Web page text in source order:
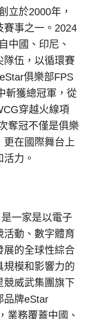
立於2000年，
賽事之一。2024
中國、印尼、
隊伍，以循環賽
俱樂部FPS
斬獲總冠軍，從
穿越火線項
奪冠不僅是俱樂
更在國際舞台上
力。
一家是以電子
活動、數字體育
展的全球性綜合
規模和影響力的
競威武集團旗下
品牌eStar
業務覆蓋中國、